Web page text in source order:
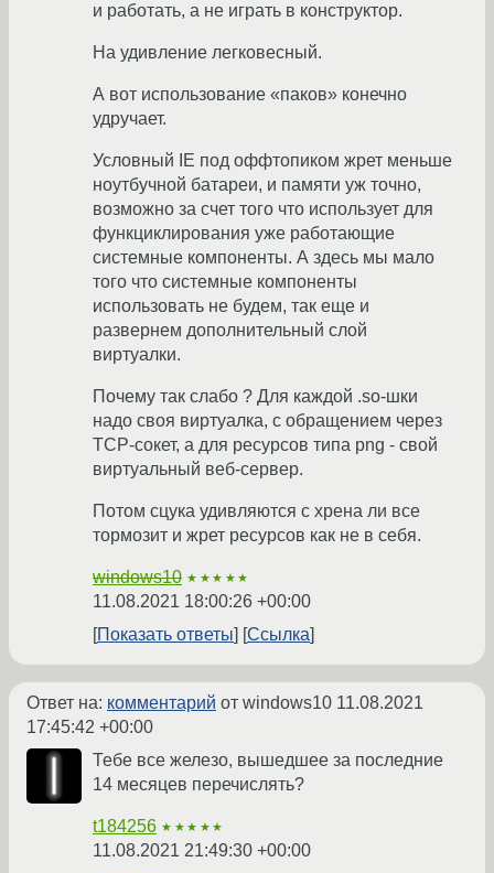
и работать, а не играть в конструктор.
На удивление легковесный.
А вот использование «паков» конечно
удручает.
Условный IE под оффтопиком жрет меньше
ноутбучной батареи, и памяти уж точно,
возможно за счет того что использует для
функциклирования уже работающие
системные компоненты. А здесь мы мало
того что системные компоненты
использовать не будем, так еще и
развернем дополнительный слой
виртуалки.
Почему так слабо ? Для каждой .so-шки
надо своя виртуалка, с обращением через
TCP-сокет, а для ресурсов типа png - свой
виртуальный веб-сервер.
Потом сцука удивляются с хрена ли все
тормозит и жрет ресурсов как не в себя.
windows10 ★★★★★
11.08.2021 18:00:26 +00:00
Показать ответы
Ссылка
Ответ на: комментарий от windows10 11.08.2021
17:45:42 +00:00
Тебе все железо, вышедшее за последние
14 месяцев перечислять?
t184256 ★★★★★
11.08.2021 21:49:30 +00:00